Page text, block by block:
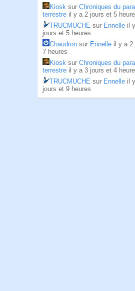
Kiosk sur Chroniques du
terrestre il y a 2 jours et 5
TRUCMUCHE sur Ennelle il
jours et 5 heures
Chaudron sur Ennelle il y a 2
7 heures
Kiosk sur Chroniques du
terrestre il y a 3 jours et 4
TRUCMUCHE sur Ennelle il
jours et 9 heures